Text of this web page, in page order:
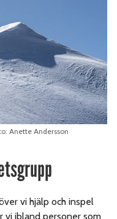
Anette Andersson
vi hjälp och inspel
vi ibland personer som